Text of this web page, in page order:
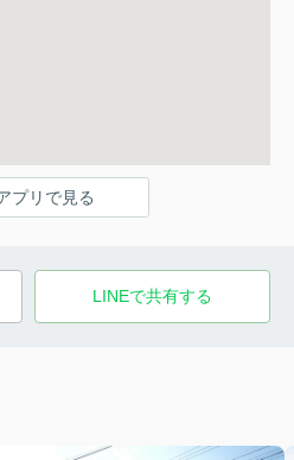
プリで見る
LINEで共有する